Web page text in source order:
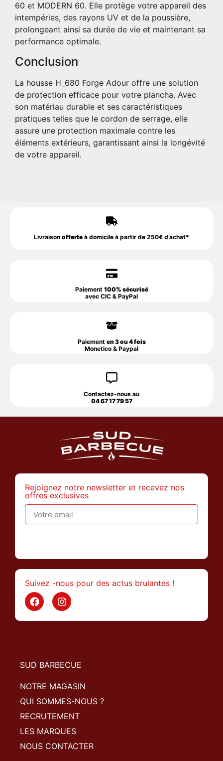
60 et MODERN 60. Elle protège votre appareil des
intempéries, des rayons UV et de la poussière,
prolongeant ainsi sa durée de vie et maintenant sa
performance optimale.
Conclusion
La housse H_680 Forge Adour offre une solution
de protection efficace pour votre plancha. Avec
son matériau durable et ses caractéristiques
pratiques telles que le cordon de serrage, elle
assure une protection maximale contre les
éléments extérieurs, garantissant ainsi la longévité
de votre appareil.
Livraison offerte à domicile à partir de 250€ d’achat*
Paiement 100% sécurisé
avec CIC & PayPal
Paiement en 3 ou 4 fois
Monetico & Paypal
Contactez-nous au
04 67 17 79 57
Rejoignez notre newsletter et recevez nos
offres exclusives
Suivez -nous pour des actus brulantes !
SUD BARBECUE
NOTRE MAGASIN
QUI SOMMES-NOUS ?
RECRUTEMENT
LES MARQUES
NOUS CONTACTER